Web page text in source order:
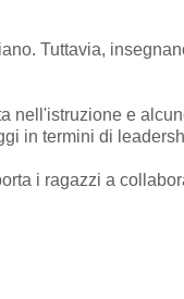
Tuttavia,
nell'istruzione e
in termini di
i ragazzi a